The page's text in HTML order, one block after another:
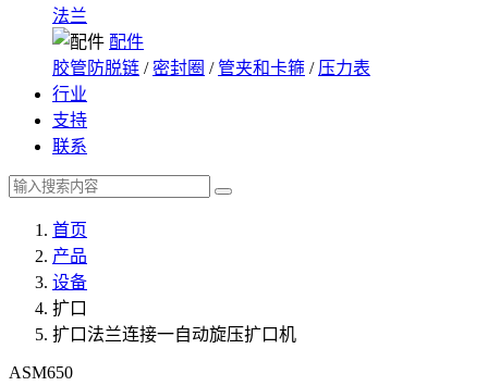
法兰
配件
胶管防脱链 / 密封圈 / 管夹和卡箍 / 压力表
行业
支持
联系
首页
产品
设备
扩口
扩口法兰连接一自动旋压扩口机
ASM650